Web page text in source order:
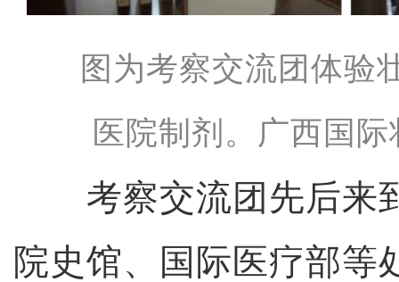
图为考察交流团体验
医院制剂。广西国
考察交流团先后来
院史馆、国际医疗部等